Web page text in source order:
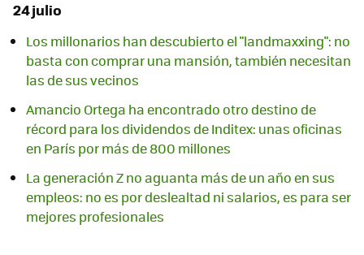
24 julio
Los millonarios han descubierto el "landmaxxing": no
basta con comprar una mansión, también necesitan
las de sus vecinos
Amancio Ortega ha encontrado otro destino de
récord para los dividendos de Inditex: unas oficinas
en París por más de 800 millones
La generación Z no aguanta más de un año en sus
empleos: no es por deslealtad ni salarios, es para ser
mejores profesionales